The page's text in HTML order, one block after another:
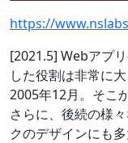
https://
[2021.5] Webアプ
した役割は非常に
2005年12月。そこ
さらに、後続の様
クのデザインにも